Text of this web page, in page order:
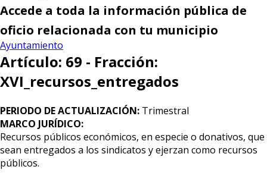
Accede a toda la información pública de
oficio relacionada con tu municipio
Ayuntamiento
Artículo: 69 - Fracción:
XVI_recursos_entregados
PERIODO DE ACTUALIZACIÓN: Trimestral
MARCO JURÍDICO:
Recursos públicos económicos, en especie o donativos, que
sean entregados a los sindicatos y ejerzan como recursos
públicos.